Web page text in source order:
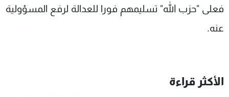
فعلى "حزب الله" تسليمهم فورا للعدالة لرفع المسؤولية
عنه.
الأكثر قراءة